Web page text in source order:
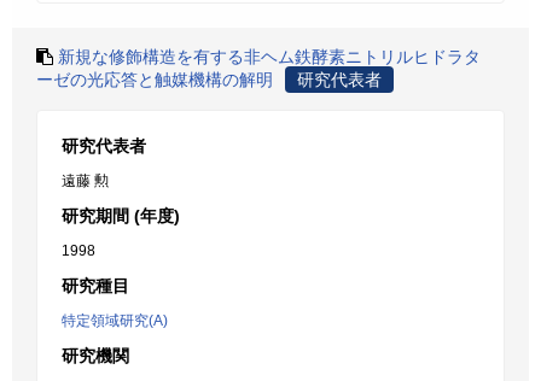
新規な修飾構造を有する非ヘム鉄酵素ニトリルヒドラタ
ーゼの光応答と触媒機構の解明
研究代表者
研究代表者
遠藤 勲
研究期間 (年度)
1998
研究種目
特定領域研究(A)
研究機関